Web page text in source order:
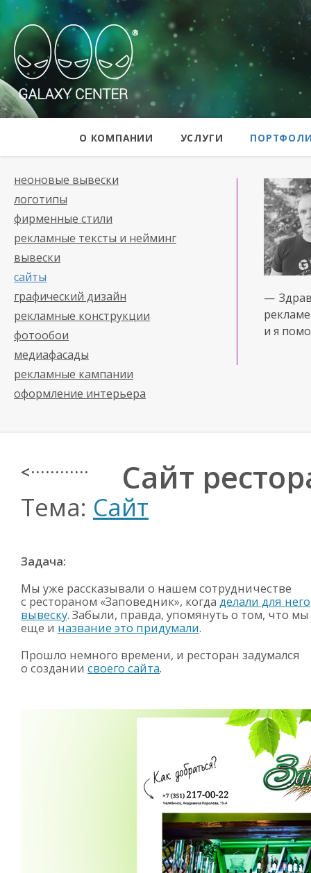
Galaxy Center
О КОМПАНИИ УСЛУГИ
неоновые вывески
логотипы
фирменные стили
рекламные тексты и нейминг
вывески
сайты
графический дизайн
рекламные конструкции
фотообои
медиафасады
рекламные кампании
оформление интерьера
—
и я
< · · · · · · · · · · · · Сайт
Тема: Сайт
Задача:
Мы уже рассказывали о нашем сотрудничестве
с рестораном «Заповедник», когда делали для него
вывеску. Забыли, правда, упомянуть о том, что
еще и название это придумали.
Прошло немного времени, и ресторан задумался
о создании своего сайта.